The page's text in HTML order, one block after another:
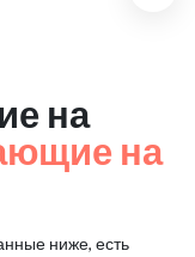
на
на
ниже, есть